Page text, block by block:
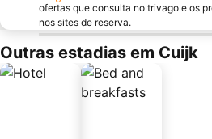
ofertas que consulta no trivago e os
nos sites de reserva.
Outras estadias em Cuijk